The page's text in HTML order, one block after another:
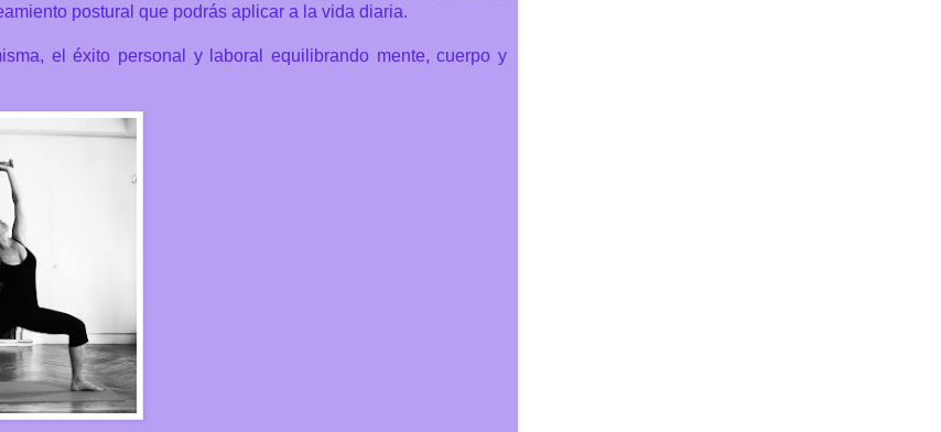
postural que podrás aplicar a la vida diaria.
el éxito personal y laboral equilibrando mente, cuerpo y